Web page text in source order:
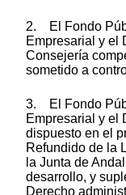
2. El Fondo
Empresarial y el
Consejería
sometido a
3. El Fondo
Empresarial y el
dispuesto en el
Refundido de la
la Junta de
desarrollo, y
Derecho